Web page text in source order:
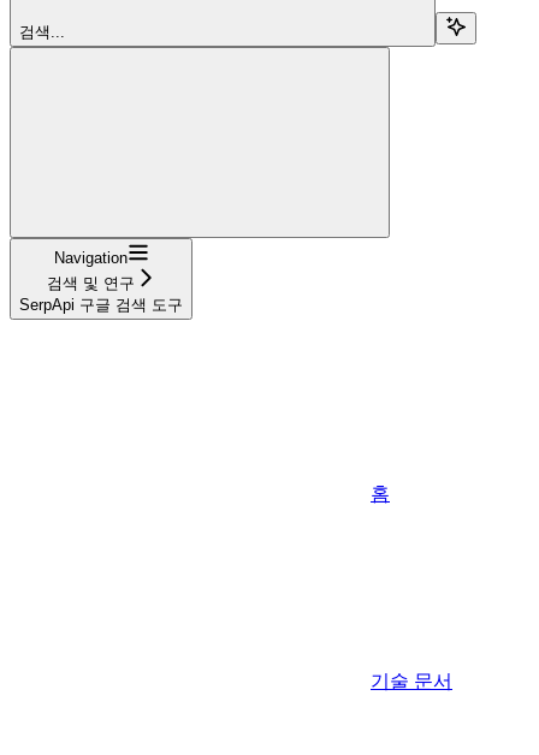
검색...
Navigation
검색 및 연구
SerpApi 구글 검색 도구
홈
기술 문서